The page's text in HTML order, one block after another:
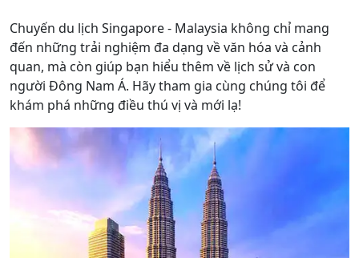
Chuyến du lịch Singapore - Malaysia không chỉ mang
đến những trải nghiệm đa dạng về văn hóa và cảnh
quan, mà còn giúp bạn hiểu thêm về lịch sử và con
người Đông Nam Á. Hãy tham gia cùng chúng tôi để
khám phá những điều thú vị và mới lạ!